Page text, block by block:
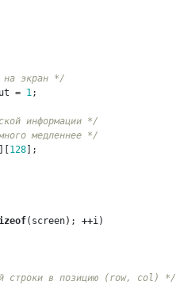
на экран */
= 1;
информации */
медленнее */
128 ];
( screen); ++i)
строки в позицию (row, col) */